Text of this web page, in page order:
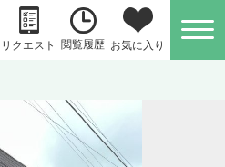
リクエスト 閲覧履歴 お気に入り